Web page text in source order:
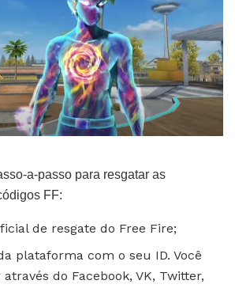
a-passo para resgatar as
FF:
de resgate do Free Fire;
plataforma com o seu ID. Você
do Facebook, VK, Twitter,